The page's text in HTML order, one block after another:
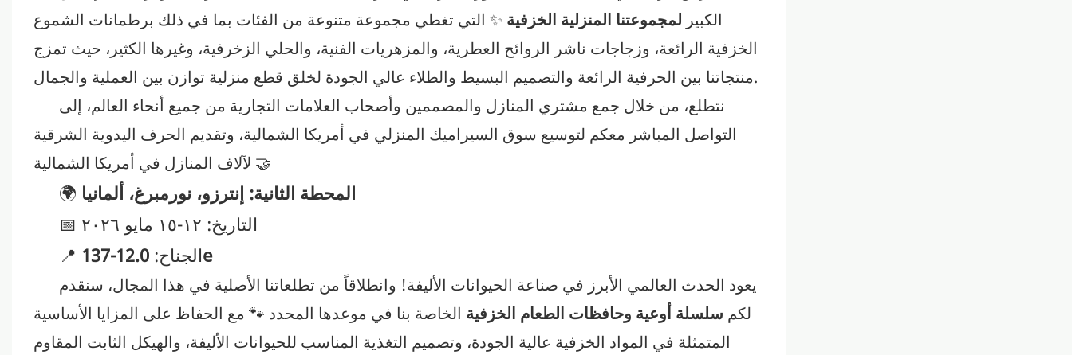
الكبير لمجموعتنا المنزلية الخزفية ✨ التي تغطي مجموعة متنوعة من الفئات بما في ذلك برطمانات الشموع
الخزفية الرائعة، وزجاجات ناشر الروائح العطرية، والمزهريات الفنية، والحلي الزخرفية، وغيرها الكثير، حيث تمزج
منتجاتنا بين الحرفية الرائعة والتصميم البسيط والطلاء عالي الجودة لخلق قطع منزلية توازن بين العملية والجمال.
نتطلع، من خلال جمع مشتري المنازل والمصممين وأصحاب العلامات التجارية من جميع أنحاء العالم، إلى
التواصل المباشر معكم لتوسيع سوق السيراميك المنزلي في أمريكا الشمالية، وتقديم الحرف اليدوية الشرقية
لآلاف المنازل في أمريكا الشمالية 🤝
🌍 المحطة الثانية: إنترزو، نورمبرغ، ألمانيا
📅 التاريخ: ١٢-١٥ مايو ٢٠٢٦
📍 الجناح:12.0-137e
يعود الحدث العالمي الأبرز في صناعة الحيوانات الأليفة! وانطلاقاً من تطلعاتنا الأصلية في هذا المجال، سنقدم
لكم سلسلة أوعية وحافظات الطعام الخزفية الخاصة بنا في موعدها المحدد 🐾 مع الحفاظ على المزايا الأساسية
المتمثلة في المواد الخزفية عالية الجودة، وتصميم التغذية المناسب للحيوانات الأليفة، والهيكل الثابت المقاوم